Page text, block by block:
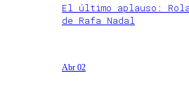
El último aplauso:
de Rafa Nadal
Abr 02